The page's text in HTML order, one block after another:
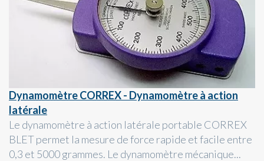
Dynamomètre CORREX - Dynamomètre à action
latérale
Le dynamomètre à action latérale portable CORREX
BLET permet la mesure de force rapide et facile entre
0,3 et 5000 grammes. Le dynamomètre mécanique...